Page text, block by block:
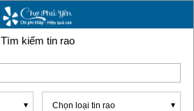
Tìm kiếm tin rao
Chọn loại tin rao